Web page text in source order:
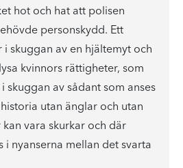
hot och hat att polisen
personskydd. Ett
skuggan av en hjältemyt och
kvinnors rättigheter, som
skuggan av sådant som anses
utan änglar och utan
vara skurkar och där
i nyanserna mellan det svarta